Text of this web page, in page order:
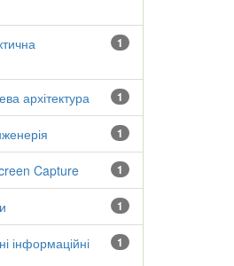
1
1
архітектура
1
1
Capture
1
1
інформаційні